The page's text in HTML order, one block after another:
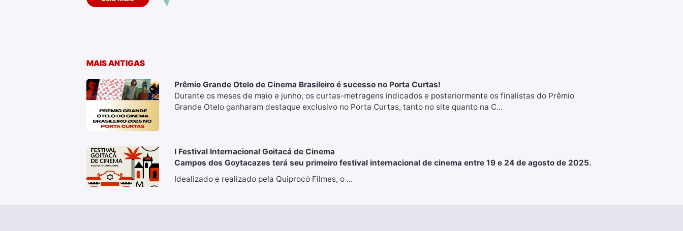
MAIS ANTIGAS
Prêmio Grande Otelo de Cinema Brasileiro é sucesso no Porta Curtas!
Durante os meses de maio e junho, os curtas-metragens indicados e posteriormente os finalistas do Prêmio
Grande Otelo ganharam destaque exclusivo no Porta Curtas, tanto no site quanto na C...
I Festival Internacional Goitacá de Cinema
Campos dos Goytacazes terá seu primeiro festival internacional de cinema entre 19 e 24 de agosto de 2025.
Idealizado e realizado pela Quiprocó Filmes, o ...